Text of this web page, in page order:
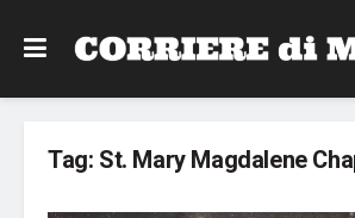
Tag: St. Mary Magdalene